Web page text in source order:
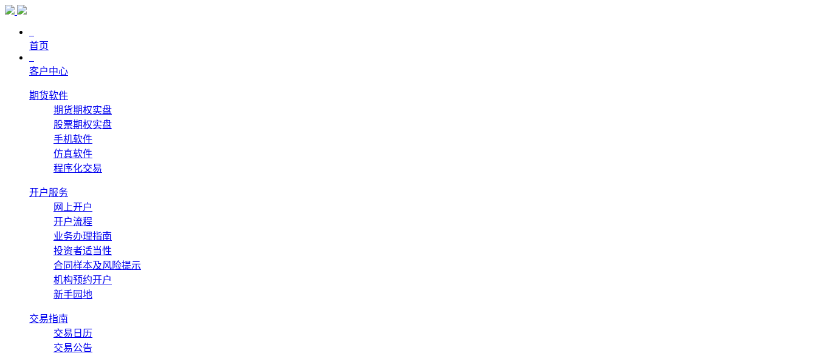
首页
客户中心
期货软件
期货期权实盘
股票期权实盘
手机软件
仿真软件
程序化交易
开户服务
网上开户
开户流程
业务办理指南
投资者适当性
合同样本及风险提示
机构预约开户
新手园地
交易指南
交易日历
交易公告